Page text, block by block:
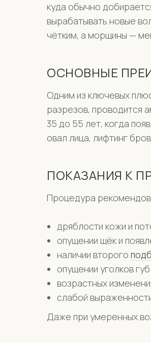
куда обычно
вырабатывать новые
чётким, а морщины —
ОСНОВНЫЕ
Одним из ключевых
разрезов, проводится
35 до 55 лет, когда
овал лица, лифтинг
ПОКАЗАНИЯ К
Процедура
дряблости кожи и
опущении щёк и
наличии второго
опущении уголков
возрастных
слабой
Даже при умеренных